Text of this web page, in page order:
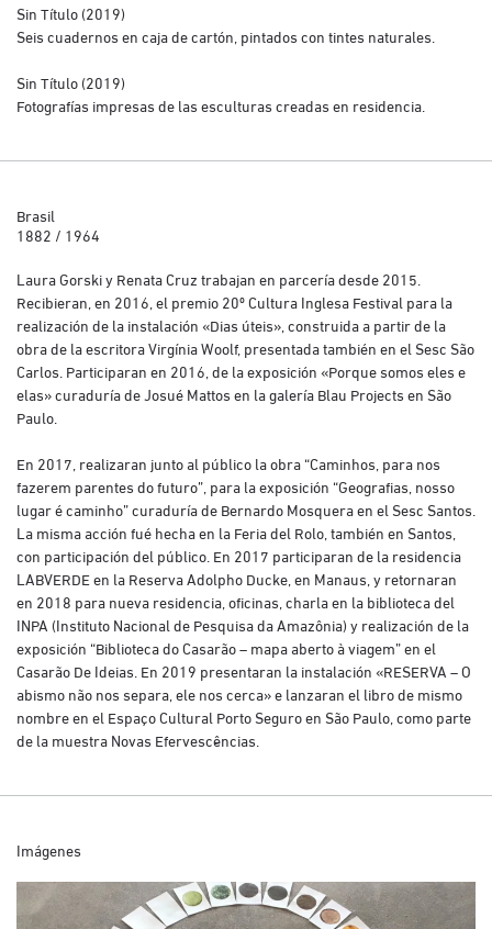
Sin Título (2019)
Seis cuadernos en caja de cartón, pintados con tintes naturales.
Sin Título (2019)
Fotografías impresas de las esculturas creadas en residencia.
Brasil
1882 / 1964
Laura Gorski y Renata Cruz trabajan en parcería desde 2015.
Recibieran, en 2016, el premio 20º Cultura Inglesa Festival para la
realización de la instalación «Dias úteis», construida a partir de la
obra de la escritora Virgínia Woolf, presentada también en el Sesc São
Carlos. Participaran en 2016, de la exposición «Porque somos eles e
elas» curaduría de Josué Mattos en la galería Blau Projects en São
Paulo.
En 2017, realizaran junto al público la obra “Caminhos, para nos
fazerem parentes do futuro”, para la exposición “Geografias, nosso
lugar é caminho” curaduría de Bernardo Mosquera en el Sesc Santos.
La misma acción fué hecha en la Feria del Rolo, también en Santos,
con participación del público. En 2017 participaran de la residencia
LABVERDE en la Reserva Adolpho Ducke, en Manaus, y retornaran
en 2018 para nueva residencia, oficinas, charla en la biblioteca del
INPA (Instituto Nacional de Pesquisa da Amazônia) y realización de la
exposición “Biblioteca do Casarão – mapa aberto à viagem” en el
Casarão De Ideias. En 2019 presentaran la instalación «RESERVA – O
abismo não nos separa, ele nos cerca» e lanzaran el libro de mismo
nombre en el Espaço Cultural Porto Seguro en São Paulo, como parte
de la muestra Novas Efervescências.
Imágenes